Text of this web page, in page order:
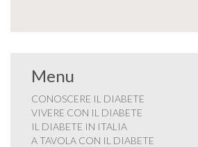
Menu
CONOSCERE IL DIABETE
VIVERE CON IL DIABETE
IL DIABETE IN ITALIA
A TAVOLA CON IL DIABETE